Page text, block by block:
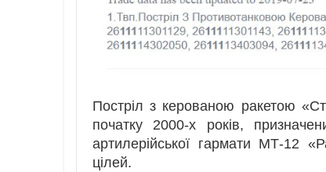
Постріл з керованою ракетою
початку 2000-х років,
артилерійської гармати МТ-12
цілей.